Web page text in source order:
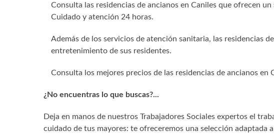
Consulta las residencias de ancianos en Caniles que ofrecen
Cuidado y atención 24 horas.
Además de los servicios de atención sanitaria, las residencias
entretenimiento de sus residentes.
Consulta los mejores precios de las residencias de ancianos en
¿No encuentras lo que buscas?...
Deja en manos de nuestros Trabajadores Sociales expertos el
cuidado de tus mayores: te ofreceremos una selección adaptada